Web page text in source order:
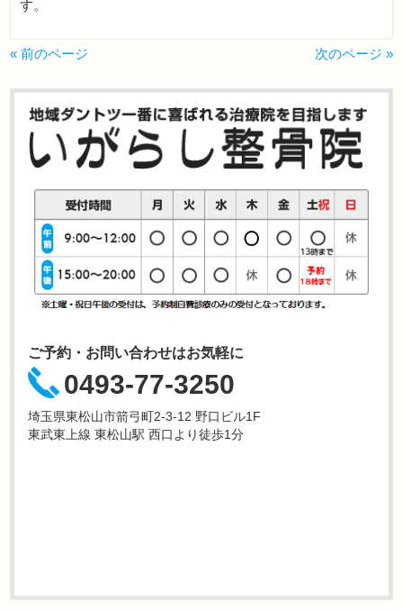
す。
« 前のページ 次のページ »
ご予約・お問い合わせはお気軽に
0493-77-3250
埼玉県東松山市箭弓町2-3-12 野口ビル1F
東武東上線 東松山駅 西口より徒歩1分